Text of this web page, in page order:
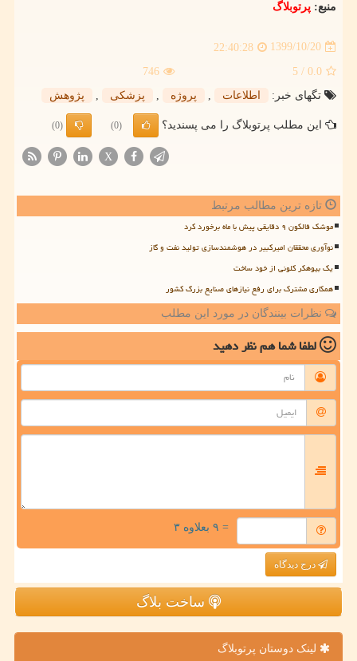
منبع: پرتوبلاگ
1399/10/20
22:40:28
0.0
/ 5
746
تگهای خبر:
اطلاعات پروژه پزشكی پژوهش
این مطلب پرتوبلاگ را می پسندید؟ (0)
(0)
X
تازه ترین مطالب مرتبط
موشک فالکون ۹ دقایقی پیش با ماه برخورد کرد
نوآوری محققان امیرکبیر در هوشمندسازی تولید نفت و گاز
یک بیوهکر کلونی از خود ساخت
همکاری مشترک برای رفع نیازهای صنایع بزرگ کشور
نظرات بینندگان در مورد این مطلب
لطفا شما همنظر دهید
= ۹ بعلاوه ۳
درج دیدگاه
ساخت بلاگ
لینک دوستان پرتوبلاگ